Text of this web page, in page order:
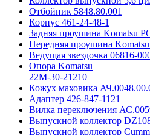
Отбойник 5848.80.001
Корпус 461-24-48-1
Задняя проушина Komatsu
Передняя проушина
Ведущая звездочка 06816-
Опора Komatsu
22M-30-21210
Кожух маховика
Адаптер 426-847-1121
Вилка переключения
Выпускной коллектор
Выпускной коллектор